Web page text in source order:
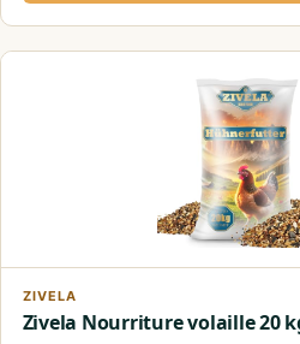
ZIVELA
Zivela Nourriture volaille 20